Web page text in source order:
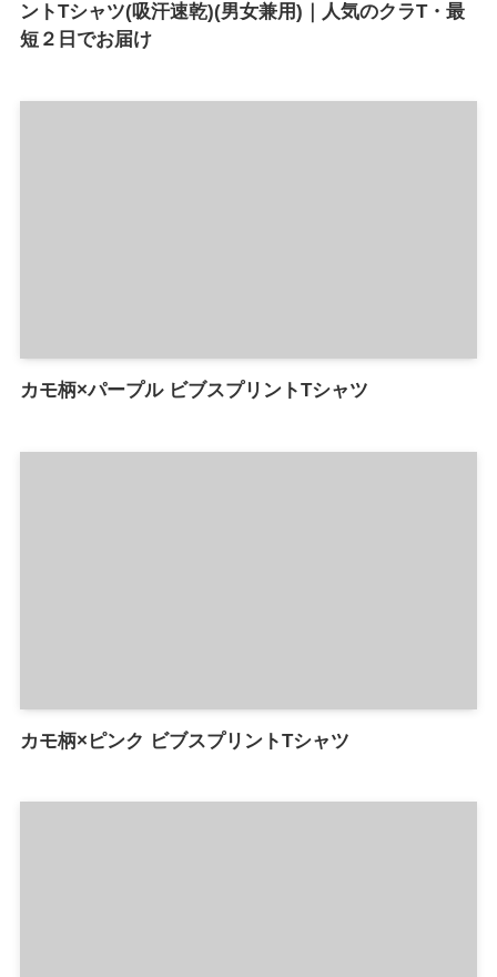
ントTシャツ(吸汗速乾)(男女兼用)｜人気のクラT・最
短２日でお届け
カモ柄×パープル ビブスプリントTシャツ
カモ柄×ピンク ビブスプリントTシャツ